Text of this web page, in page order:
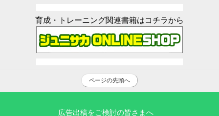
育成・トレーニング関連書籍はコチラから
ページの先頭へ
広告出稿をご検討の皆さまへ